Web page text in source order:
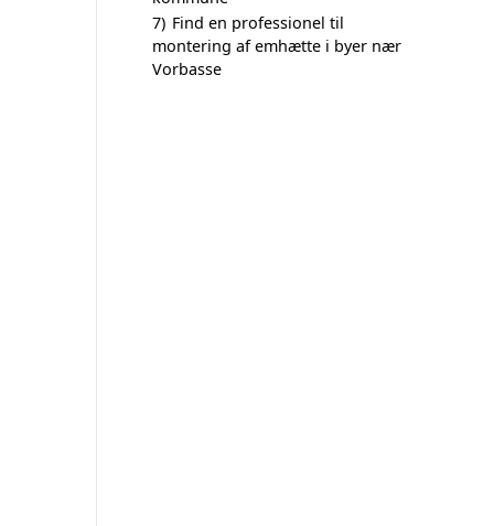
7) Find en professionel til
montering af emhætte i byer nær
Vorbasse